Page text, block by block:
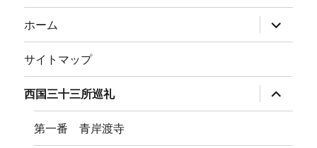
ホーム
ブ
メ
ー
を
展
開
サイトマップ
西国三十三所巡礼
ブ
メ
第一番 青岸渡寺